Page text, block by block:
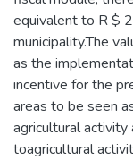
equivalent to R $
municipality.The
as the
incentive for the
areas to be seen
agricultural activity
toagricultural